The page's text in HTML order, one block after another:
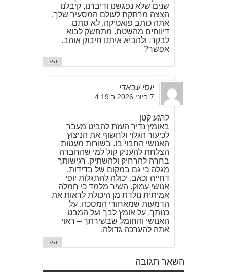
שנים שלא נפגשנו ודיברנו, קיבלנו
הצצה מרתקת לעולם המסעיר שלך.
אתה כותב פואטיקה, לא סתם
דיווחים מהשטח. מתחשק לבוא
לבקר, ולהביא איתנו חיבוק אוהב.
אפשר?
הגב
יוסי עבאדי
7 ביוני 2026 ב 4:19
לרגע קטן
באומץ נדיר העזת להביט מעבר
לכיעור הגלוי ולחשוף את הניצוץ
האנושי החבוי בו. בשורות מעטות
הצלחת להעניק קול למי שהחברה
בחרה להרחיק ולהשתיק. רגישותך
מגלה כי גם במקום של בדידות,
דחייה וכאב, יכולה להתגלות יופי
אנושי עמוק. השיר מלמד כי חמלה
אמיתית נולדת מן היכולת לראות את
הדמעות שמאחורי המסכה. על
כנותך, על אומץ לבך ועל המבט
האנושי והחומל שבשירתך – ראוי
אתה להערכה גדולה.
הגב
השאר תגובה